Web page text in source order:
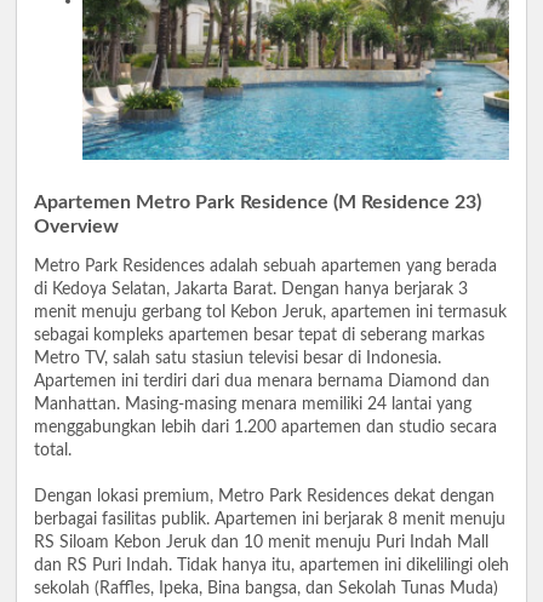
Apartemen Metro Park Residence (M Residence 23)
Overview
Metro Park Residences adalah sebuah apartemen yang berada
di Kedoya Selatan, Jakarta Barat. Dengan hanya berjarak 3
menit menuju gerbang tol Kebon Jeruk, apartemen ini termasuk
sebagai kompleks apartemen besar tepat di seberang markas
Metro TV, salah satu stasiun televisi besar di Indonesia.
Apartemen ini terdiri dari dua menara bernama Diamond dan
Manhattan. Masing-masing menara memiliki 24 lantai yang
menggabungkan lebih dari 1.200 apartemen dan studio secara
total.
Dengan lokasi premium, Metro Park Residences dekat dengan
berbagai fasilitas publik. Apartemen ini berjarak 8 menit menuju
RS Siloam Kebon Jeruk dan 10 menit menuju Puri Indah Mall
dan RS Puri Indah. Tidak hanya itu, apartemen ini dikelilingi oleh
sekolah (Raffles, Ipeka, Bina bangsa, dan Sekolah Tunas Muda)